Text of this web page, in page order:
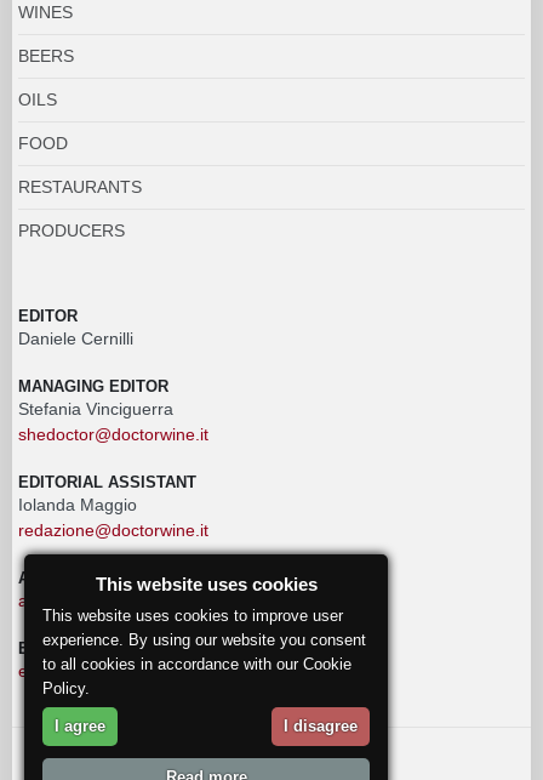
WINES
BEERS
OILS
FOOD
RESTAURANTS
PRODUCERS
EDITOR
Daniele Cernilli
MANAGING EDITOR
Stefania Vinciguerra
shedoctor@doctorwine.it
EDITORIAL ASSISTANT
Iolanda Maggio
redazione@doctorwine.it
ADVERTISING
advertising@doctorwine.it
EDITORIAL STAFF
eventi@doctorwine.it
© 2018 DoctorWine.
This website uses cookies
This website uses cookies to improve user
experience. By using our website you consent
to all cookies in accordance with our Cookie
Policy.
I agree I disagree